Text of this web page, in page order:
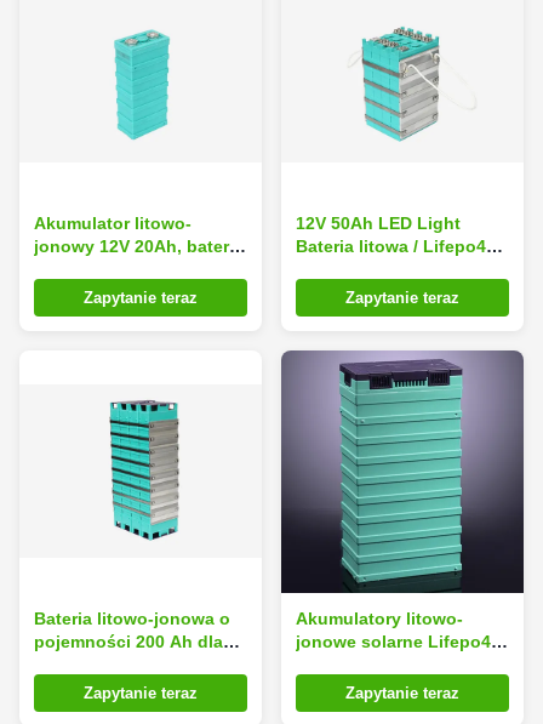
Akumulator litowo-
jonowy 12V 20Ah, bateria
fosforanowa
Zapytanie teraz
12V 50Ah LED Light
Bateria litowa / Lifepo4
systemu
oświetleniowego
Zapytanie teraz
Bateria litowo-jonowa o
pojemności 200 Ah dla
widłowego Truch / Wózek
z paletami / AGV
Zapytanie teraz
Akumulatory litowo-
jonowe solarne Lifepo4
Zapytanie teraz